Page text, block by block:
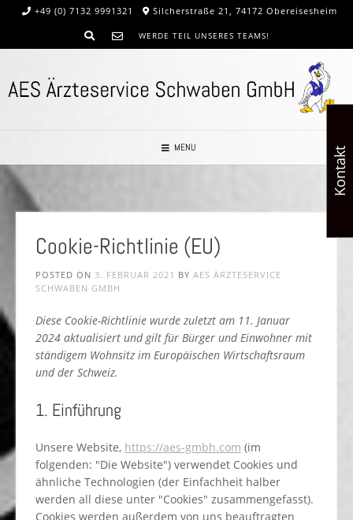
+49 (0) 7132 9991321 Silcherstraße 21, 74172 Obereisesheim
WERDE TEIL UNSERES TEAMS!
MENU
Cookie-Richtlinie (EU)
POSTED ON 3. FEBRUAR 2021 BY AES ÄRZTESERVICE
SCHWABEN GMBH
Diese Cookie-Richtlinie wurde zuletzt am 11. Januar
2024 aktualisiert und gilt für Bürger und Einwohner mit
ständigem Wohnsitz im Europäischen Wirtschaftsraum
und der Schweiz.
1. Einführung
Unsere Website, https://aes-gmbh.com (im
folgenden: "Die Website") verwendet Cookies und
ähnliche Technologien (der Einfachheit halber
werden all diese unter "Cookies" zusammengefasst).
Cookies werden außerdem von uns beauftragten
Kontakt